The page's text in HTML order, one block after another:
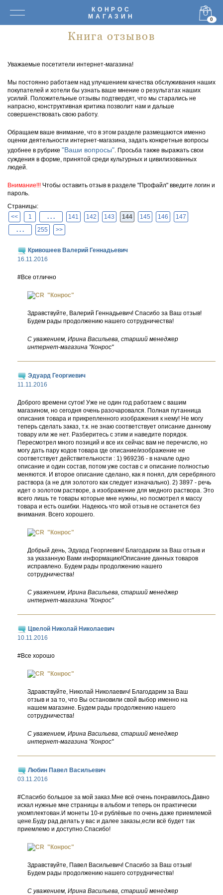
КОНРОС
МАГАЗИН
0
Книга отзывов
Уважаемые посетители интернет-магазина!
Мы постоянно работаем над улучшением качества обслуживания наших
покупателей и хотели бы узнать ваше мнение о результатах наших
усилий. Положительные отзывы подтвердят, что мы старались не
напрасно, конструктивная критика позволит нам и дальше
совершенствовать свою работу.
Обращаем ваше внимание, что в этом разделе размещаются именно
оценки деятельности интернет-магазина, задать конкретные вопросы
удобнее в рубрике "Ваши вопросы". Просьба также выражать свои
суждения в форме, принятой среди культурных и цивилизованных
людей.
Внимание!!! Чтобы оставить отзыв в разделе "Профайл" введите логин и
пароль.
Страницы:
<<
1 . . . 141 142 143 144 145 146
147
. . .
255 >>
Кривошеев Валерий Геннадьевич
16.11.2016
#Все отлично
"Конрос"
Здравствуйте, Валерий Геннадьевич! Спасибо за Ваш отзыв!
Будем рады продолжению нашего сотрудничества!
С уважением, Ирина Васильева, старший менеджер
интернет-магазина "Конрос"
Эдуард Георгиевич
11.11.2016
Доброго времени суток! Уже не один год работаем с вашим
магазином, но сегодня очень разочаровался. Полная путанница
описания товара и прикрепленного изображения к нему! Не могу
теперь сделать заказ, т.к. не знаю соответствует описание данному
товару или же нет. Разберитесь с этим и наведите порядок.
Пересмотрел много позиций и все их сейчас вам не перечислю, но
могу дать пару кодов товара где описание/изображение не
соответствует действительности : 1) 969236 - в начале одно
описание и один состав, потом уже состав с и описание полностью
меняются. И второе описание сделано, как я понял, для серебряного
раствора (а не для золотого как следует изначально). 2) 3897 - речь
идет о золотом растворе, а изображение для медного раствора. Это
всего лишь те товары которые мне нужны, но посмотрел я массу
товара и есть ошибки. Надеюсь что мой отзыв не останется без
внимания. Всего хорошего.
"Конрос"
Добрый день, Эдуард Георгиевич! Благодарим за Ваш отзыв и
за указанную Вами информацию!Описание данных товаров
исправлено. Будем рады продолжению нашего
сотрудничества!
С уважением, Ирина Васильева, старший менеджер
интернет-магазина "Конрос"
Цвелой Николай Николаевич
10.11.2016
#Все хорошо
"Конрос"
Здравствуйте, Николай Николаевич! Благодарим за Ваш
отзыв и за то, что Вы остановили свой выбор именно на
нашем магазине. Будем рады продолжению нашего
сотрудничества!
С уважением, Ирина Васильева, старший менеджер
интернет-магазина "Конрос"
Любин Павел Васильевич
03.11.2016
#Спасибо большое за мой заказ.Мне всё очень понравилось.Давно
искал нужные мне страницы в альбом и теперь он практически
укомплектован.И монеты 10-и рублёвые по очень даже приемлемой
цене.Буду рад делать у вас и далее заказы,если всё будет так
приемлемо и доступно.Спасибо!
"Конрос"
Здравствуйте, Павел Васильевич! Спасибо за Ваш отзыв!
Будем рады продолжению нашего сотрудничества!
С уважением, Ирина Васильева, старший менеджер